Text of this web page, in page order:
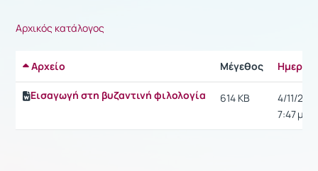
Αρχικός κατάλογος
Αρχείο Μέγεθος
Εισαγωγή στη βυζαντινή φιλολογία 614 KB
4/11/21,
7:47 μ.μ.